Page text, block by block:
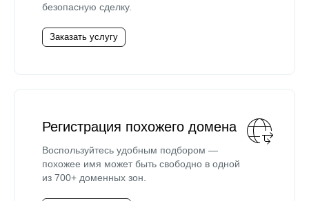
безопасную сделку.
Заказать услугу
Регистрация похожего домена
Воспользуйтесь удобным подбором —
похожее имя может быть свободно в одной
из 700+ доменных зон.